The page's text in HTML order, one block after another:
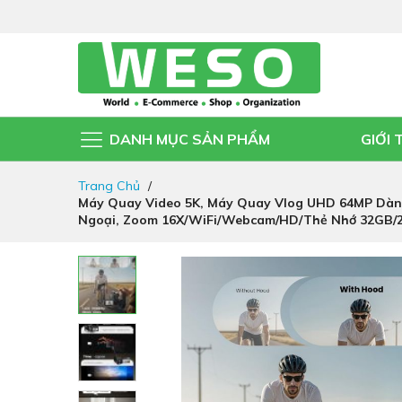
DANH MỤC SẢN PHẨM GIỚI
Trang Chủ
Máy Quay Video 5K, Máy Quay Vlog UHD 64MP
Ngoại, Zoom 16X/WiFi/Webcam/HD/Thẻ Nhớ 32GB/
Chuyển
đến
phần
đầu
của
thư
viện